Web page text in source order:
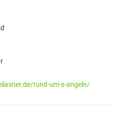
rund-um-s-angeln/